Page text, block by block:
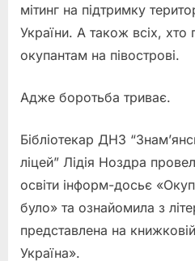
мітинг на підтримку
України. А також всіх, хто
окупантам на півострові.
Адже боротьба триває.
Бібліотекар ДНЗ
ліцей” Лідія Ноздра
освіти інформ-досьє
було» та ознайомила з
представлена на
Україна».